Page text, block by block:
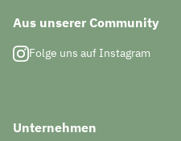
Aus unserer Community
Folge uns auf Instagram
Unternehmen